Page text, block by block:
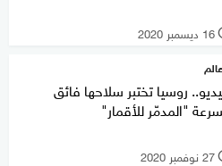
16 ديسمبر 2020
عالم
روسيا تختبر سلاحها فائق
"المدمّر للأقمار"
27 نوفمبر 2020